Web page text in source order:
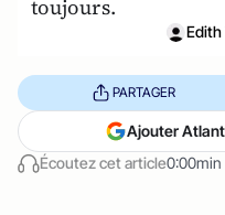
toujours.
Edith
Écoutez cet article0:00min
PARTAGER
Ajouter